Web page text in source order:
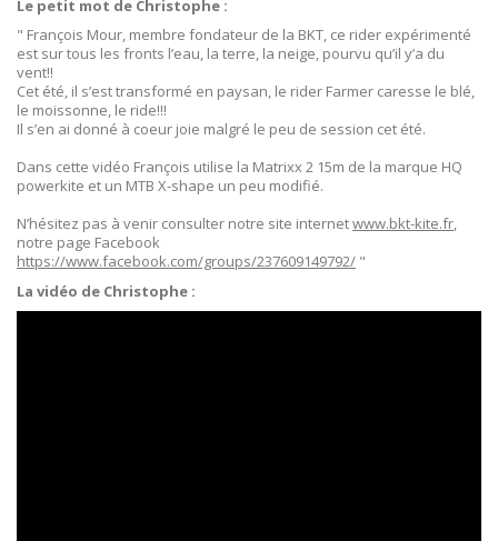
Le petit mot de Christophe :
" François Mour, membre fondateur de la BKT, ce rider expérimenté
est sur tous les fronts l’eau, la terre, la neige, pourvu qu’il y’a du
vent!!
Cet été, il s’est transformé en paysan, le rider Farmer caresse le blé,
le moissonne, le ride!!!
Il s’en ai donné à coeur joie malgré le peu de session cet été.
Dans cette vidéo François utilise la Matrixx 2 15m de la marque HQ
powerkite et un MTB X-shape un peu modifié.
N’hésitez pas à venir consulter notre site internetwww.bkt-kite.fr,
notre page Facebook
https://www.facebook.com/groups/237609149792/ "
La vidéo de Christophe :